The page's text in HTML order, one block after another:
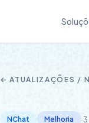
← ATUALIZAÇÕES /
NChat Melhoria ·